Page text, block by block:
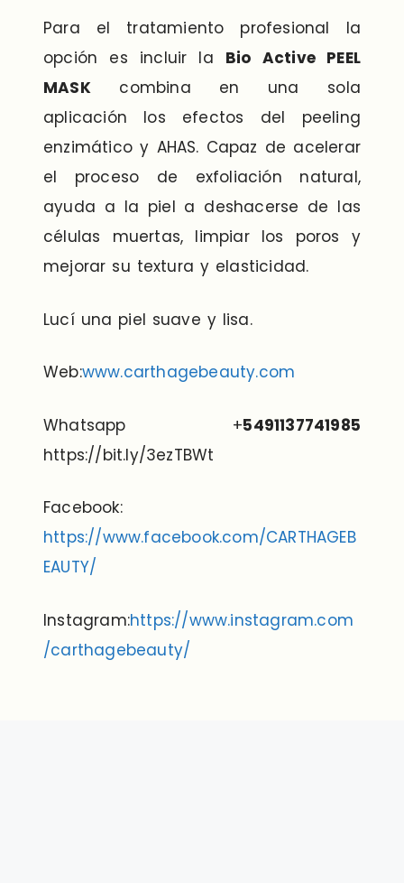
Para el tratamiento profesional la
opción es incluir la Bio Active PEEL
MASKcombina en una sola
aplicación los efectos del peeling
enzimático y AHAS. Capaz de acelerar
el proceso de exfoliación natural,
ayuda a la piel a deshacerse de las
células muertas, limpiar los poros y
mejorar su textura y elasticidad.
Lucí una piel suave y lisa.
Web:www.carthagebeauty.com
Whatsapp +5491137741985
https://bit.ly/3ezTBWt
Facebook:
https://www.facebook.com/CARTHAGEB
EAUTY/
Instagram:https://www.instagram.com
/carthagebeauty/